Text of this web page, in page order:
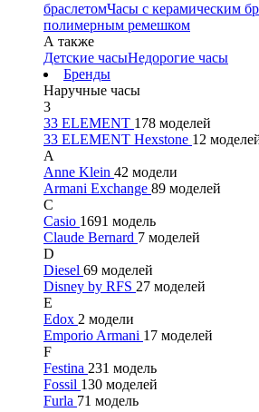
браслетомЧасы с керамическим
полимерным ремешком
А также
Детские часыНедорогие часы
Бренды
Наручные часы
3
33 ELEMENT 178 моделей
33 ELEMENT Hexstone 12
A
Anne Klein 42 модели
Armani Exchange 89 моделей
C
Casio 1691 модель
Claude Bernard 7 моделей
D
Diesel 69 моделей
Disney by RFS 27 моделей
E
Edox 2 модели
Emporio Armani 17 моделей
F
Festina 231 модель
Fossil 130 моделей
Furla 71 модель